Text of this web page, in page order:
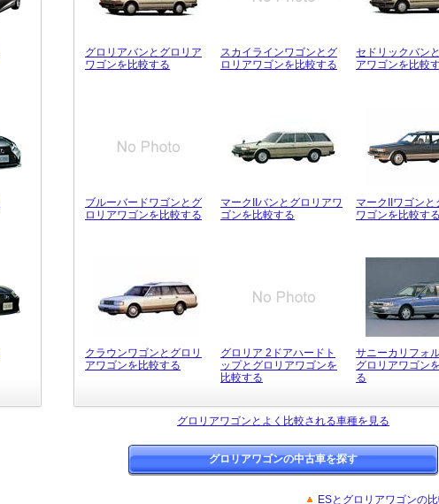
グロリアバンとグロリア
ワゴンを比較する
スカイラインワゴンとグ
ロリアワゴンを比較する
セドリックバン
アワゴンを比較
ブルーバードワゴンとグ
ロリアワゴンを比較する
マークIIバンとグロリアワ
ゴンを比較する
マークIIワゴンと
ワゴンを比較する
クラウンワゴンとグロリ
アワゴンを比較する
グロリア 2ドアハードト
ップとグロリアワゴンを
比較する
サニーカリフォ
グロリアワゴン
る
グロリアワゴンとよく比較される車種を見る
グロリアワゴンの中古車を探す
ESとグロリアワゴンの